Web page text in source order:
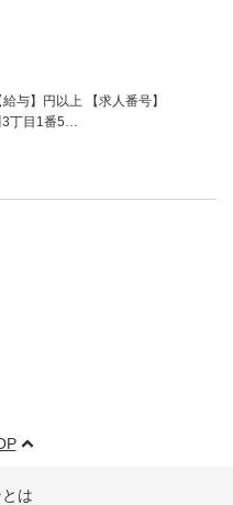
与】円以上 【求人番号】
丁目1番5…
は